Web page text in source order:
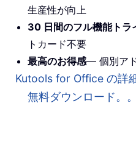
生産性が向上
30 日間のフル機能トラ
トカード不要
最高のお得感— 個別ア
Kutools for Office の詳
無料ダウンロード。。